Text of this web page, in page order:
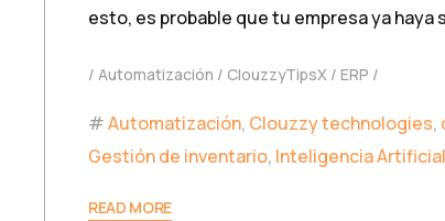
esto, es probable que tu empresa ya haya
Automatización ClouzzyTipsX ERP
Automatización, Clouzzy technologies,
Gestión de inventario, Inteligencia Artificial
READ MORE